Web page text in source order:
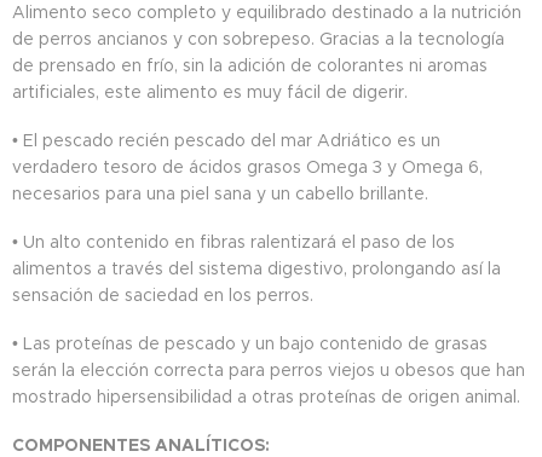
Alimento seco completo y equilibrado destinado a la nutrición
de perros ancianos y con sobrepeso. Gracias a la tecnología
de prensado en frío, sin la adición de colorantes ni aromas
artificiales, este alimento es muy fácil de digerir.
• El pescado recién pescado del mar Adriático es un
verdadero tesoro de ácidos grasos Omega 3 y Omega 6,
necesarios para una piel sana y un cabello brillante.
• Un alto contenido en fibras ralentizará el paso de los
alimentos a través del sistema digestivo, prolongando así la
sensación de saciedad en los perros.
• Las proteínas de pescado y un bajo contenido de grasas
serán la elección correcta para perros viejos u obesos que han
mostrado hipersensibilidad a otras proteínas de origen animal.
COMPONENTES ANALÍTICOS: